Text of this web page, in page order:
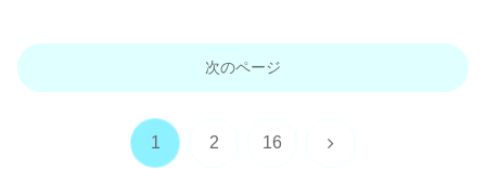
次のページ
1 2 16 次